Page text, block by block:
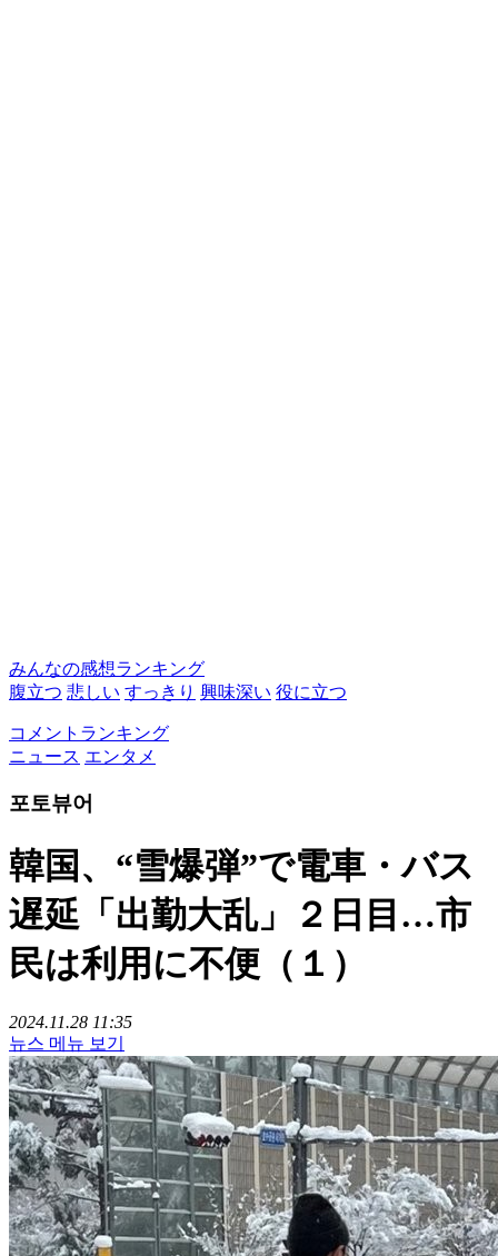
みんなの感想ランキング
腹立つ 悲しい すっきり 興味深い 役に立つ
コメントランキング
ニュース エンタメ
포토뷰어
韓国、“雪爆弾”で電車・バス
遅延「出勤大乱」２日目…市
民は利用に不便（１）
2024.11.28 11:35
뉴스 메뉴 보기